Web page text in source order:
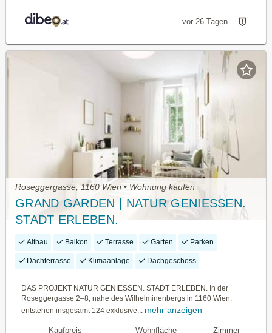
vor 26 Tagen
Roseggergasse, 1160 Wien • Wohnung kaufen
GRAND GARDEN | NATUR GENIESSEN.
STADT ERLEBEN.
Altbau Balkon Terrasse Garten Parken
Dachterrasse Klimaanlage Dachgeschoss
DAS PROJEKT NATUR GENIESSEN. STADT ERLEBEN. In der
Roseggergasse 2–8, nahe des Wilhelminenbergs in 1160 Wien,
entstehen insgesamt 124 exklusive... mehr anzeigen
Kaufpreis Wohnfläche Zimmer